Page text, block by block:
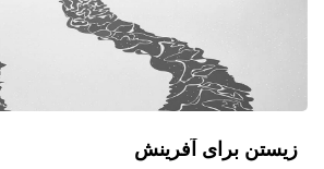
زیستن برای آفرینش